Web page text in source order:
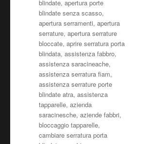
blindate,apertura porte
blindate senza scasso,
apertura serramenti,apertura
serrature,apertura serrature
bloccate,aprire serratura porta
blindata,assistenza fabbro,
assistenza saracineache,
assistenza serratura fiam,
assistenza serrature porte
blindate atra,assistenza
tapparelle,azienda
saracinesche,aziende fabbri,
bloccaggio tapparelle,
cambiare serratura porta